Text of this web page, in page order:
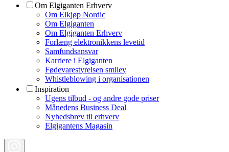
Om Elgiganten Erhverv
Om Elkjøp Nordic
Om Elgiganten
Om Elgiganten Erhverv
Forlæng elektronikkens levetid
Samfundsansvar
Karriere i Elgiganten
Fødevarestyrelsen smiley
Whistleblowing i organisationen
Inspiration
Ugens tilbud - og andre gode priser
Månedens Business Deal
Nyhedsbrev til erhverv
Elgigantens Magasin